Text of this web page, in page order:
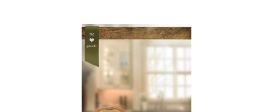
Bildergalerie überspringen